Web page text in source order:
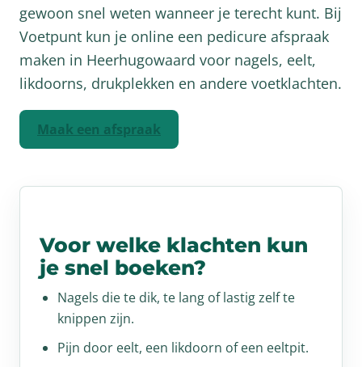
gewoon snel weten wanneer je terecht kunt. Bij
Voetpunt kun je online een pedicure afspraak
maken in Heerhugowaard voor nagels, eelt,
likdoorns, drukplekken en andere voetklachten.
Maak een afspraak
Voor welke klachten kun
je snel boeken?
Nagels die te dik, te lang of lastig zelf te
knippen zijn.
Pijn door eelt, een likdoorn of een eeltpit.